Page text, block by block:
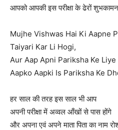
आपको आपकी इस परीक्षा के ढेरों
Mujhe Vishwas Hai Ki Aapne
Taiyari Kar Li Hogi,
Aur Aap Apni Pariksha Ke
Aapko Aapki Is Pariksha Ke
हर साल की तरह इस साल भी आप
अपनी परीक्षा में अव्वल आँखों से पास होंगे
और अपना एवं अपने माता पिता का नाम